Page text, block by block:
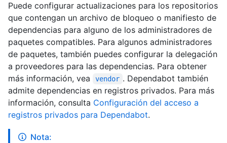
Puede configurar actualizaciones para los repositorios
que contengan un archivo de bloqueo o manifiesto de
dependencias para alguno de los administradores de
paquetes compatibles. Para algunos administradores
de paquetes, también puedes configurar la delegación
a proveedores para las dependencias. Para obtener
más información, vea
vendor . Dependabot también
admite dependencias en registros privados. Para más
información, consulta Configuración del acceso a
registros privados para Dependabot.
Nota: